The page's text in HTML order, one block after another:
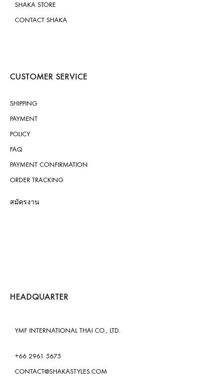
SHAKA STORE
CONTACT SHAKA
CUSTOMER SERVICE
SHIPPING
PAYMENT
POLICY
FAQ
PAYMENT CONFIRMATION
ORDER TRACKING
สมัครงาน
HEADQUARTER
YMF INTERNATIONAL THAI CO., LTD.
+66 2961 5675
CONTACT@SHAKASTYLES.COM